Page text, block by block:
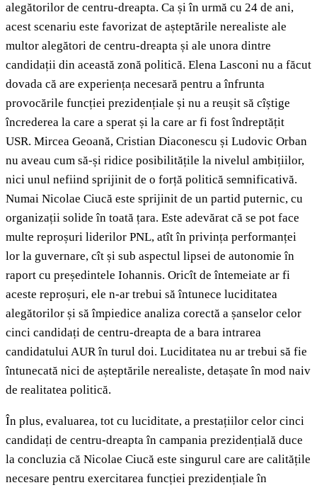
alegătorilor de centru-dreapta. Ca și în urmă cu 24 de ani,
acest scenariu este favorizat de așteptările nerealiste ale
multor alegători de centru-dreapta și ale unora dintre
candidații din această zonă politică. Elena Lasconi nu a făcut
dovada că are experiența necesară pentru a înfrunta
provocările funcției prezidențiale și nu a reușit să cîștige
încrederea la care a sperat și la care ar fi fost îndreptățit
USR. Mircea Geoană, Cristian Diaconescu și Ludovic Orban
nu aveau cum să-și ridice posibilitățile la nivelul ambițiilor,
nici unul nefiind sprijinit de o forță politică semnificativă.
Numai Nicolae Ciucă este sprijinit de un partid puternic, cu
organizații solide în toată țara. Este adevărat că se pot face
multe reproșuri liderilor PNL, atît în privința performanței
lor la guvernare, cît și sub aspectul lipsei de autonomie în
raport cu președintele Iohannis. Oricît de întemeiate ar fi
aceste reproșuri, ele n-ar trebui să întunece luciditatea
alegătorilor și să împiedice analiza corectă a șanselor celor
cinci candidați de centru-dreapta de a bara intrarea
candidatului AUR în turul doi. Luciditatea nu ar trebui să fie
întunecată nici de așteptările nerealiste, detașate în mod naiv
de realitatea politică.
În plus, evaluarea, tot cu luciditate, a prestațiilor celor cinci
candidați de centru-dreapta în campania prezidențială duce
la concluzia că Nicolae Ciucă este singurul care are calitățile
necesare pentru exercitarea funcției prezidențiale în